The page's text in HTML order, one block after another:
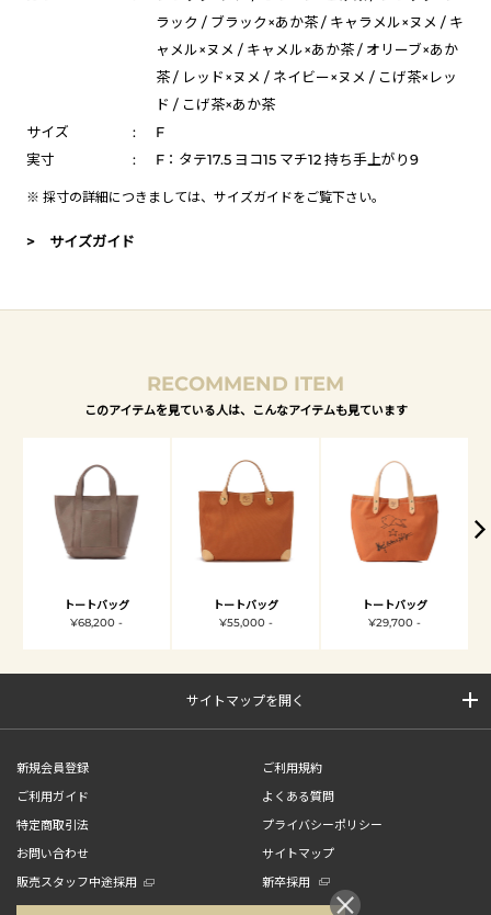
ラック / ブラック×あか茶 / キャラメル×ヌメ / キ
ャメル×ヌメ / キャメル×あか茶 / オリーブ×あか
茶 / レッド×ヌメ / ネイビー×ヌメ / こげ茶×レッ
ド / こげ茶×あか茶
サイズ
:
F
実寸
: F：タテ17.5 ヨコ15 マチ12 持ち手上がり9
※ 採寸の詳細につきましては、 サイズガイドをご覧下さい。
> サイズガイド
RECOMMEND ITEM
このアイテムを見ている人は、こんなアイテムも見ています
トートバッグ
¥68,200 -
トートバッグ
¥55,000 -
トートバッグ
¥29,700 -
サイトマップを開く
新規会員登録
ご利用規約
ご利用ガイド
よくある質問
特定商取引法
プライバシーポリシー
お問い合わせ
サイトマップ
販売スタッフ中途採用
新卒採用